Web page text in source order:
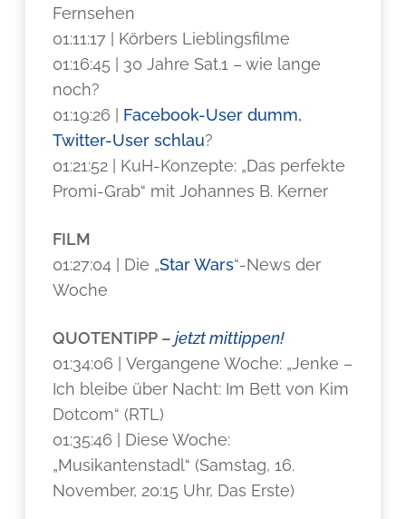
Fernsehen
01:11:17 | Körbers Lieblingsfilme
01:16:45 | 30 Jahre Sat.1 – wie lange
noch?
01:19:26 | Facebook-User dumm,
Twitter-User schlau?
01:21:52 | KuH-Konzepte: „Das perfekte
Promi-Grab“ mit Johannes B. Kerner
FILM
01:27:04 | Die „Star Wars“-News der
Woche
QUOTENTIPP –jetzt mittippen!
01:34:06 | Vergangene Woche: „Jenke –
Ich bleibe über Nacht: Im Bett von Kim
Dotcom“ (RTL)
01:35:46 | Diese Woche:
„Musikantenstadl“ (Samstag, 16.
November, 20:15 Uhr, Das Erste)